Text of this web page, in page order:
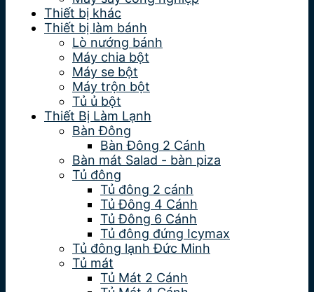
Thiết bị khác
Thiết bị làm bánh
Lò nướng bánh
Máy chia bột
Máy se bột
Máy trộn bột
Tủ ủ bột
Thiết Bị Làm Lạnh
Bàn Đông
Bàn Đông 2 Cánh
Bàn mát Salad - bàn piza
Tủ đông
Tủ đông 2 cánh
Tủ Đông 4 Cánh
Tủ Đông 6 Cánh
Tủ đông đứng Icymax
Tủ đông lạnh Đức Minh
Tủ mát
Tủ Mát 2 Cánh